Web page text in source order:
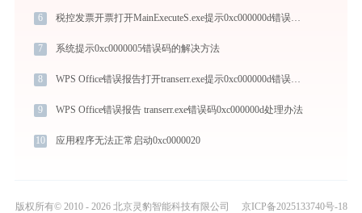
6 税控发票开票打开MainExecuteS.exe提示0xc000000d错误码怎么办
7 系统提示0xc0000005错误码的解决方法
8 WPS Office错误报告打开transerr.exe提示0xc000000d错误码怎么办
9 WPS Office错误报告 transerr.exe错误码0xc000000d处理办法
10 应用程序无法正常启动0xc0000020
版权所有© 2010 - 2026 北京灵豹智能科技有限公司 京ICP备2025133740号-18